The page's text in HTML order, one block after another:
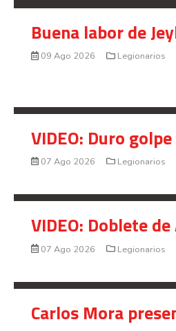
Buena labor de
09 Ago 2026 Legionarios
VIDEO: Duro
07 Ago 2026 Legionarios
VIDEO: Doblete
07 Ago 2026 Legionarios
Carlos Mora